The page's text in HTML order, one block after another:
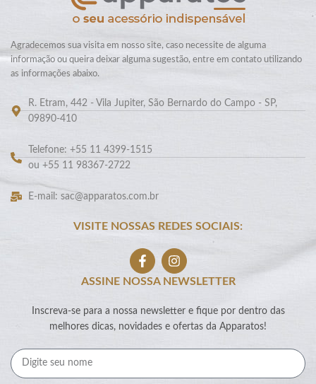
Agradecemos sua visita em nosso site, caso necessite de alguma
informação ou queira deixar alguma sugestão, entre em contato utilizando
as informações abaixo.
R. Etram, 442 - Vila Jupiter, São Bernardo do Campo - SP,
09890-410
Telefone: +55 11 4399-1515
ou +55 11 98367-2722
E-mail: sac@apparatos.com.br
VISITE NOSSAS REDES SOCIAIS:
ASSINE NOSSA NEWSLETTER
Inscreva-se para a nossa newsletter e fique por dentro das
melhores dicas, novidades e ofertas da Apparatos!